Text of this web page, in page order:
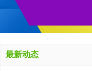
最新动态